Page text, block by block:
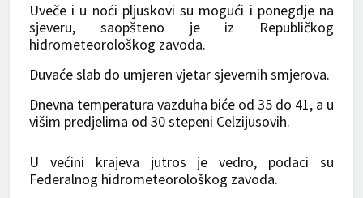
Uveče i u noći pljuskovi su mogući i ponegdje na
sjeveru, saopšteno je iz Republičkog
hidrometeorološkog zavoda.
Duvaće slab do umjeren vjetar sjevernih smjerova.
Dnevna temperatura vazduha biće od 35 do 41, a u
višim predjelima od 30 stepeni Celzijusovih.
U većini krajeva jutros je vedro, podaci su
Federalnog hidrometeorološkog zavoda.